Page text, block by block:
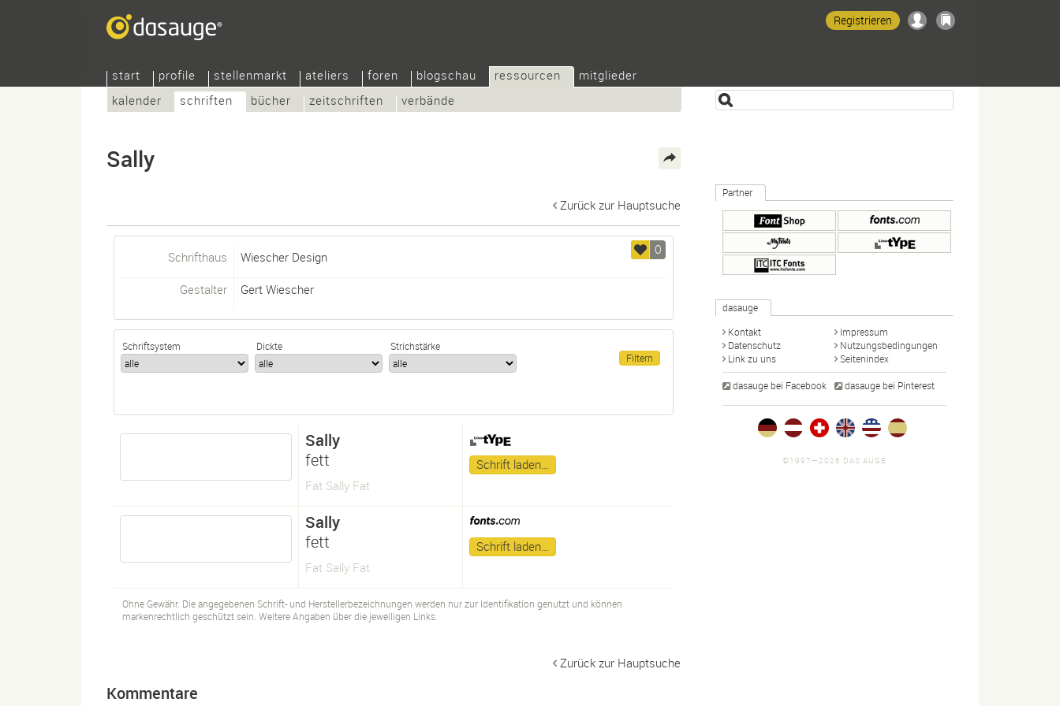
start profile stellenmarkt ateliers foren blogschau
ressourcen
kalender
schriften bücher zeitschriften verbände
mitglieder
Registrieren
Sally
Zurück zur Hauptsuche
0
Schrifthaus Wiescher Design
Gestalter Gert Wiescher
Schriftsystem Dickte Strichstärke
Sally
fett
Fat Sally Fat
Schrift laden…
Sally
fett
Fat Sally Fat
Schrift laden…
Ohne Gewähr. Die angegebenen Schrift- und Herstellerbezeichnungen werden nur zur Identifikation genutzt und können
markenrechtlich geschützt sein. Weitere Angaben über die jeweiligen Links.
Zurück zur Hauptsuche
Kommentare
Partner
dasauge
Kontakt
Impressum
Datenschutz
Nutzungsbedingungen
Link zu uns
Seitenindex
dasauge bei Facebook dasauge bei Pinterest
©1997—2026 DAS AUGE